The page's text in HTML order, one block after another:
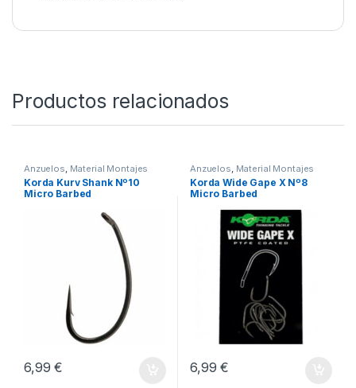
Productos relacionados
Anzuelos Material Montajes
Korda Kurv Shank Nº10
Micro Barbed
6,99€
Anzuelos Material Montajes
Korda Wide Gape X Nº8
Micro Barbed
6,99€